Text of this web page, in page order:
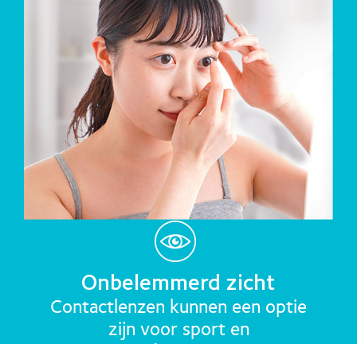
Onbelemmerd zicht
Contactlenzen kunnen een optie
zijn voor sport en